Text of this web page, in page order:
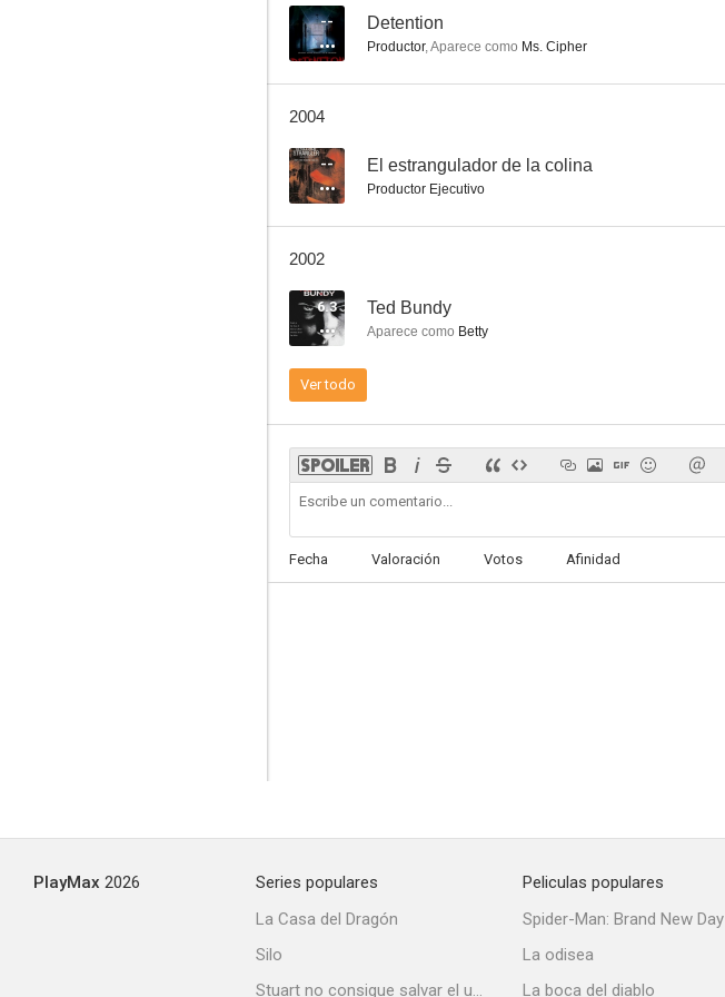
-- Detention
Productor,Aparece como Ms. Cipher
2004
-- El estrangulador de la colina
Productor Ejecutivo
2002
6.3 Ted Bundy
Aparece como Betty
Ver todo
Fecha Valoración Votos Afinidad
PlayMax 2026
Series populares
La Casa del Dragón
Silo
Stuart no consigue salvar el universo
Peliculas populares
Spider-Man: Brand New Day
La odisea
La boca del diablo